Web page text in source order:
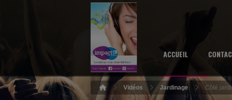
ACCUEIL
Vidéos Jardinage Côté